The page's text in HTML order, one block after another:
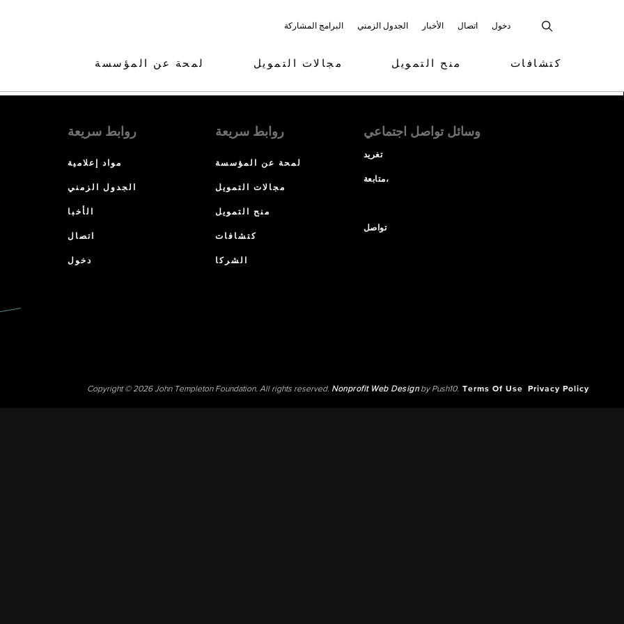
البرامج المشاركة الجدول الزمني الأخبار اتصال دخول
لمحة عن المؤسسة مجالات التمويل منح التمويل كتشافات
روابط سريعة
مواد إعلامية
الجدول الزمني
الأخبا
اتصال
دخول
روابط سريعة
لمحة عن المؤسسة
مجالات التمويل
منح التمويل
كتشافات
الشركا
وسائل تواصل اجتماعي
تغريد
متابعة،
تواصل
Copyright © 2026 John Templeton Foundation. All rights reserved. Nonprofit Web Designby Push10. Terms Of Use Privacy Policy